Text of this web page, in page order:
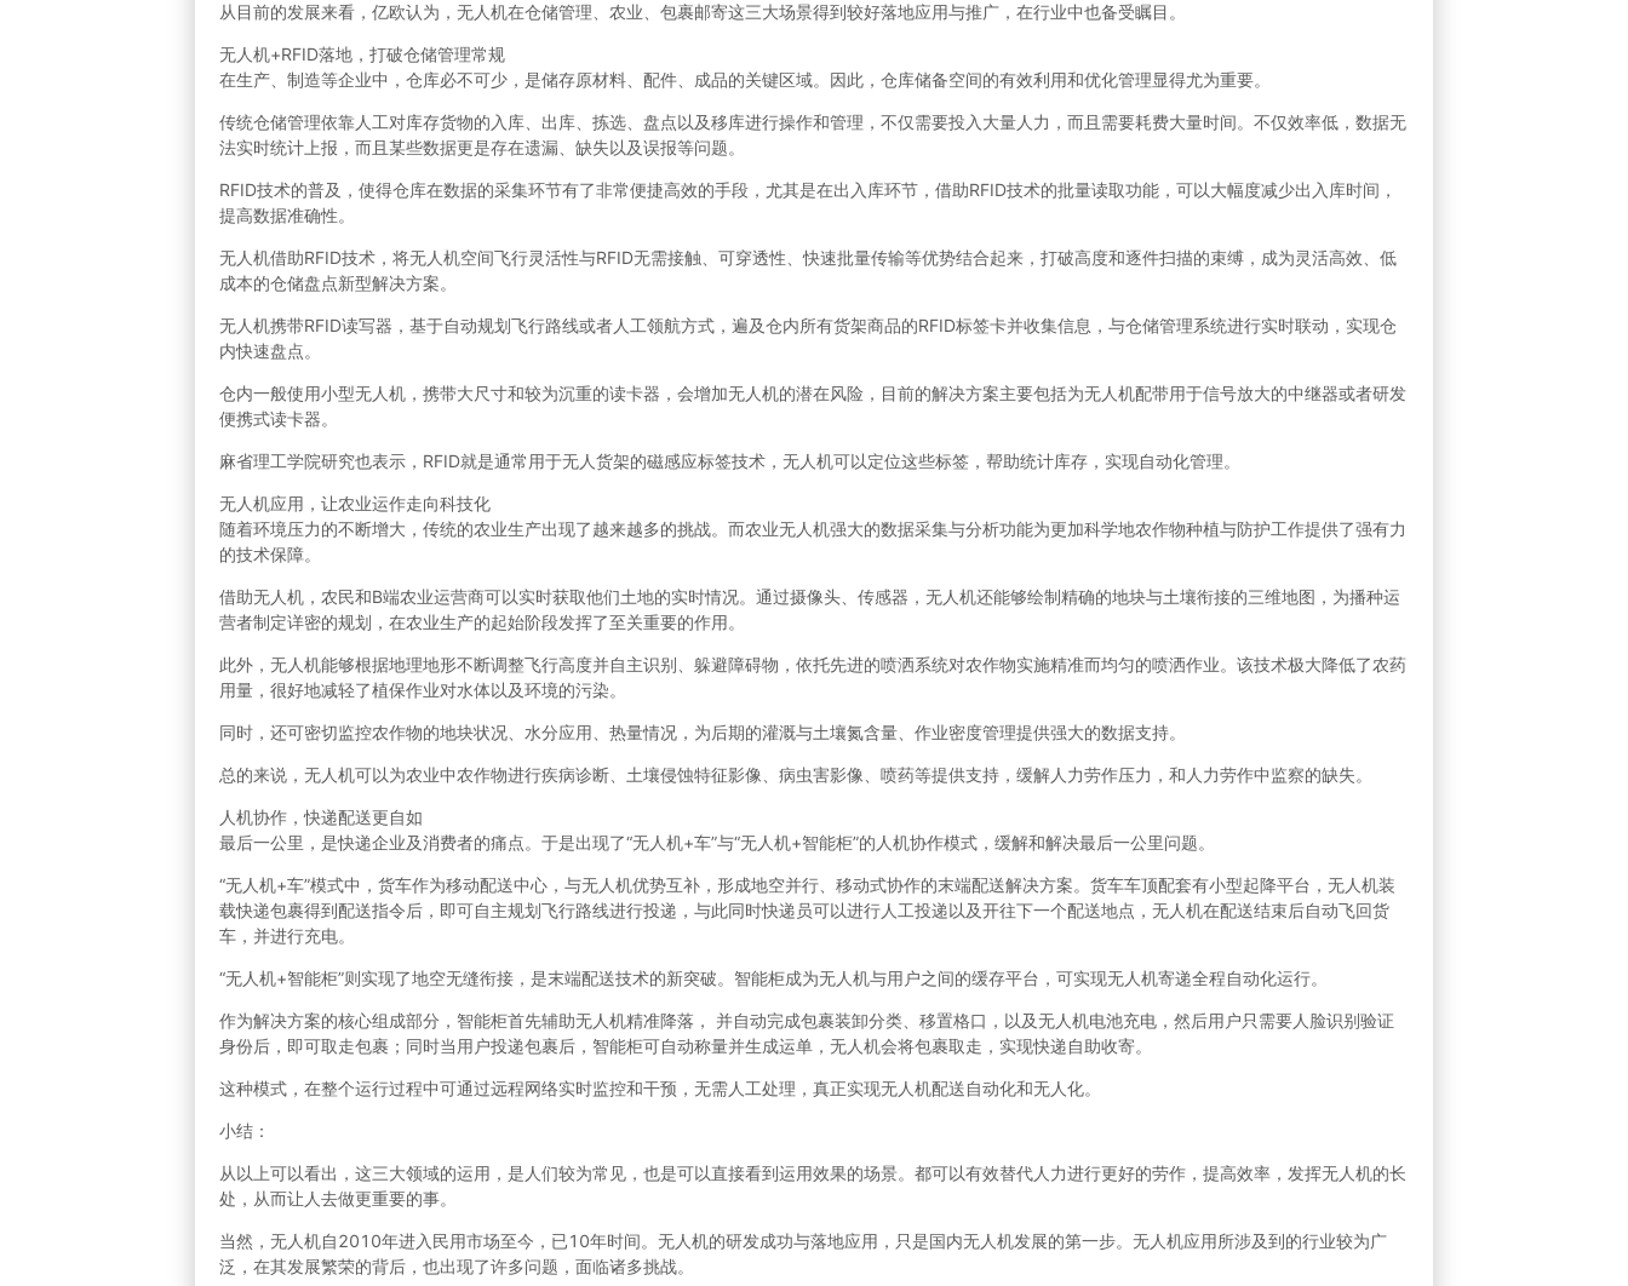
从目前的发展来看，亿欧认为，无人机在仓储管理、农业、包裹邮寄这三大场景得到较好落地应用与推广，在行业中也备受瞩目。
无人机+RFID落地，打破仓储管理常规
在生产、制造等企业中，仓库必不可少，是储存原材料、配件、成品的关键区域。因此，仓库储备空间的有效利用和优化管理显得尤为重要。
传统仓储管理依靠人工对库存货物的入库、出库、拣选、盘点以及移库进行操作和管理，不仅需要投入大量人力，而且需要耗费大量时间。不仅效率低，数据无
法实时统计上报，而且某些数据更是存在遗漏、缺失以及误报等问题。
RFID技术的普及，使得仓库在数据的采集环节有了非常便捷高效的手段，尤其是在出入库环节，借助RFID技术的批量读取功能，可以大幅度减少出入库时间，
提高数据准确性。
无人机借助RFID技术，将无人机空间飞行灵活性与RFID无需接触、可穿透性、快速批量传输等优势结合起来，打破高度和逐件扫描的束缚，成为灵活高效、低
成本的仓储盘点新型解决方案。
无人机携带RFID读写器，基于自动规划飞行路线或者人工领航方式，遍及仓内所有货架商品的RFID标签卡并收集信息，与仓储管理系统进行实时联动，实现仓
内快速盘点。
仓内一般使用小型无人机，携带大尺寸和较为沉重的读卡器，会增加无人机的潜在风险，目前的解决方案主要包括为无人机配带用于信号放大的中继器或者研发
便携式读卡器。
麻省理工学院研究也表示，RFID就是通常用于无人货架的磁感应标签技术，无人机可以定位这些标签，帮助统计库存，实现自动化管理。
无人机应用，让农业运作走向科技化
随着环境压力的不断增大，传统的农业生产出现了越来越多的挑战。而农业无人机强大的数据采集与分析功能为更加科学地农作物种植与防护工作提供了强有力
的技术保障。
借助无人机，农民和B端农业运营商可以实时获取他们土地的实时情况。通过摄像头、传感器，无人机还能够绘制精确的地块与土壤衔接的三维地图，为播种运
营者制定详密的规划，在农业生产的起始阶段发挥了至关重要的作用。
此外，无人机能够根据地理地形不断调整飞行高度并自主识别、躲避障碍物，依托先进的喷洒系统对农作物实施精准而均匀的喷洒作业。该技术极大降低了农药
用量，很好地减轻了植保作业对水体以及环境的污染。
同时，还可密切监控农作物的地块状况、水分应用、热量情况，为后期的灌溉与土壤氮含量、作业密度管理提供强大的数据支持。
总的来说，无人机可以为农业中农作物进行疾病诊断、土壤侵蚀特征影像、病虫害影像、喷药等提供支持，缓解人力劳作压力，和人力劳作中监察的缺失。
人机协作，快递配送更自如
最后一公里，是快递企业及消费者的痛点。于是出现了“无人机+车”与“无人机+智能柜”的人机协作模式，缓解和解决最后一公里问题。
“无人机+车”模式中，货车作为移动配送中心，与无人机优势互补，形成地空并行、移动式协作的末端配送解决方案。货车车顶配套有小型起降平台，无人机装
载快递包裹得到配送指令后，即可自主规划飞行路线进行投递，与此同时快递员可以进行人工投递以及开往下一个配送地点，无人机在配送结束后自动飞回货
车，并进行充电。
“无人机+智能柜”则实现了地空无缝衔接，是末端配送技术的新突破。智能柜成为无人机与用户之间的缓存平台，可实现无人机寄递全程自动化运行。
作为解决方案的核心组成部分，智能柜首先辅助无人机精准降落， 并自动完成包裹装卸分类、移置格口，以及无人机电池充电，然后用户只需要人脸识别验证
身份后，即可取走包裹；同时当用户投递包裹后，智能柜可自动称量并生成运单，无人机会将包裹取走，实现快递自助收寄。
这种模式，在整个运行过程中可通过远程网络实时监控和干预，无需人工处理，真正实现无人机配送自动化和无人化。
小结：
从以上可以看出，这三大领域的运用，是人们较为常见，也是可以直接看到运用效果的场景。都可以有效替代人力进行更好的劳作，提高效率，发挥无人机的长
处，从而让人去做更重要的事。
当然，无人机自2010年进入民用市场至今，已10年时间。无人机的研发成功与落地应用，只是国内无人机发展的第一步。无人机应用所涉及到的行业较为广
泛，在其发展繁荣的背后，也出现了许多问题，面临诸多挑战。